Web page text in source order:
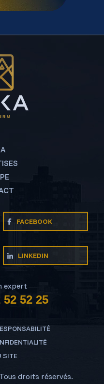
FACEBOOK
LINKEDIN
expert
52 52 25
SITE
droits réservés.